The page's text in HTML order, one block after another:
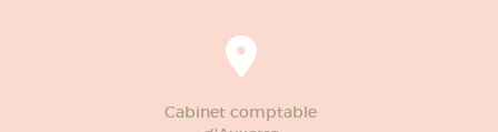
Cabinet comptable